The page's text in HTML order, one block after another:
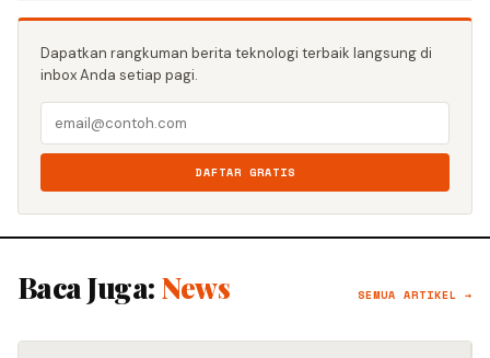
Dapatkan rangkuman berita teknologi terbaik langsung di
inbox Anda setiap pagi.
DAFTAR GRATIS
Baca Juga: News SEMUA ARTIKEL →